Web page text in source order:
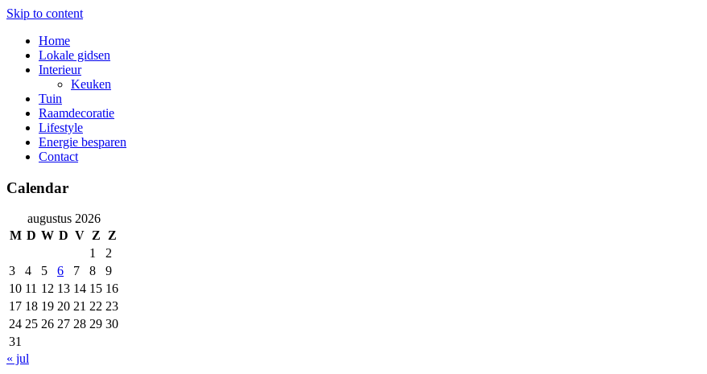
Skip to content
Home
Lokale gidsen
Interieur
Keuken
Tuin
Raamdecoratie
Lifestyle
Energie besparen
Contact
Calendar
augustus 2026
M D W D V Z Z
1
2
3
4 5 6 7 8
9
10 11 12 13 14 15 16
17 18 19 20 21 22 23
24 25 26 27 28 29 30
31
« jul